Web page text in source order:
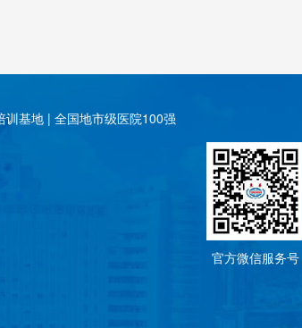
基地 | 全国地市级医院100强
官方微信服务号